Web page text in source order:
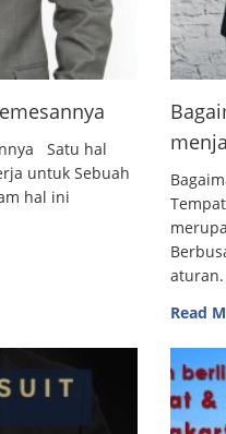
Satu hal
untuk Sebuah
hal ini
Read